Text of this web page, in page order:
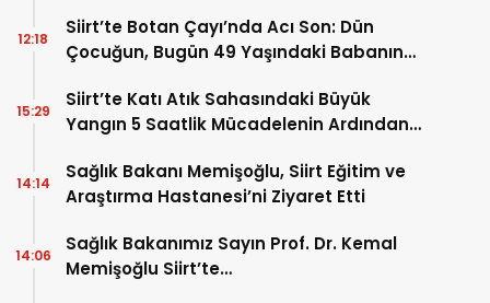
Siirt’te Botan Çayı’nda Acı Son: Dün
Çocuğun, Bugün 49 Yaşındaki Babanın
12:18
Siirt’te Katı Atık Sahasındaki Büyük
Yangın 5 Saatlik Mücadelenin Ardından
15:29
Sağlık Bakanı Memişoğlu, Siirt Eğitim ve
Araştırma Hastanesi’ni Ziyaret Etti
14:14
Sağlık Bakanımız Sayın Prof. Dr. Kemal
Memişoğlu Siirt’te…
14:06